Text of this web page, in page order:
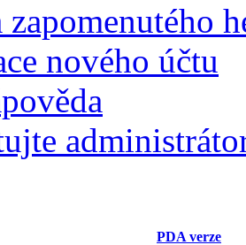
nového účtu
PDA verze